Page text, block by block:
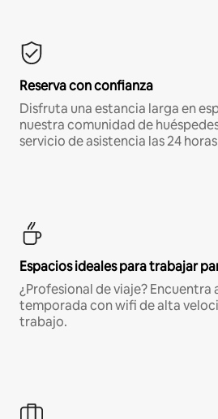
Reserva con confianza
Disfruta una estancia larga en
nuestra comunidad de
servicio de asistencia las 24
Espacios ideales para trabajar
¿Profesional de viaje?
temporada con wifi de alta
trabajo.